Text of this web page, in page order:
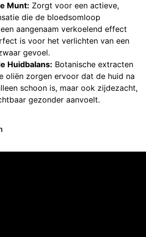
Munt: Zorgt voor een actieve,
die de bloedsomloop
aangenaam verkoelend effect
is voor het verlichten van een
gevoel.
Huidbalans: Botanische extracten
oliën zorgen ervoor dat de huid na
schoon is, maar ook zijdezacht,
gezonder aanvoelt.